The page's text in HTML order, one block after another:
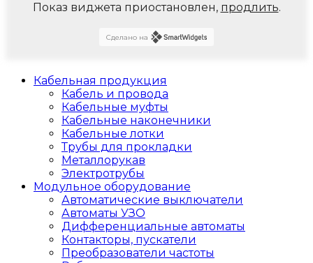
Показ виджета приостановлен, продлить.
Сделано на
Кабельная продукция
Кабель и провода
Кабельные муфты
Кабельные наконечники
Кабельные лотки
Трубы для прокладки
Металлорукав
Электротрубы
Модульное оборудование
Автоматические выключатели
Автоматы УЗО
Дифференциальные автоматы
Контакторы, пускатели
Преобразователи частоты